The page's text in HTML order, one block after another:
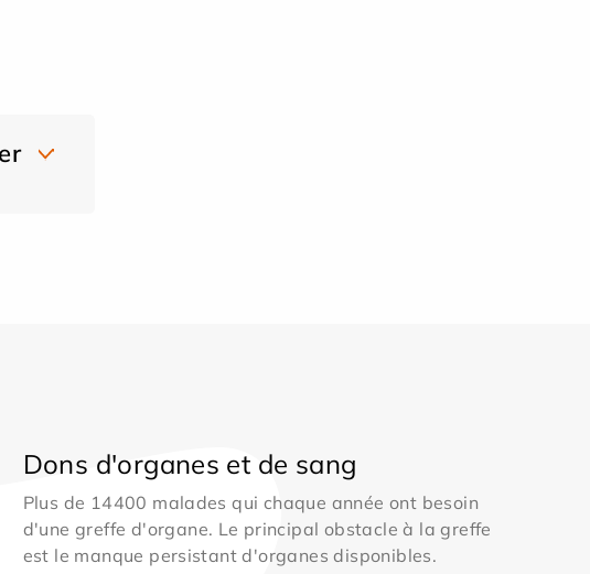
Dons d'organes et de sang
Plus de 14400 malades qui chaque année ont besoin
d'une greffe d'organe. Le principal obstacle à la greffe
est le manque persistant d'organes disponibles.